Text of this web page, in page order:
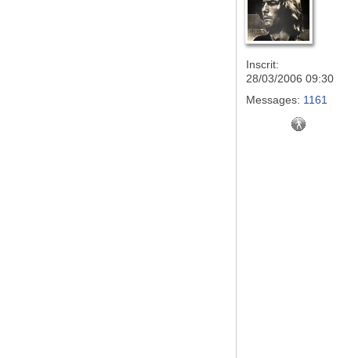
Inscrit:
28/03/2006 09:30
Messages: 1161